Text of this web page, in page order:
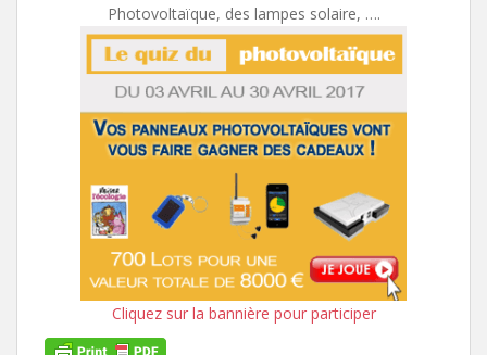
Photovoltaïque, des lampes solaire, ….
Cliquez sur la bannière pour participer